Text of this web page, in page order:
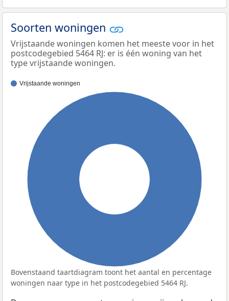
Soorten woningen
Vrijstaande woningen komen het meeste voor in het
postcodegebied 5464 RJ: er is één woning van het
type vrijstaande woningen.
Vrijstaande woningen
Bovenstaand taartdiagram toont het aantal en percentage
woningen naar type in het postcodegebied 5464 RJ.